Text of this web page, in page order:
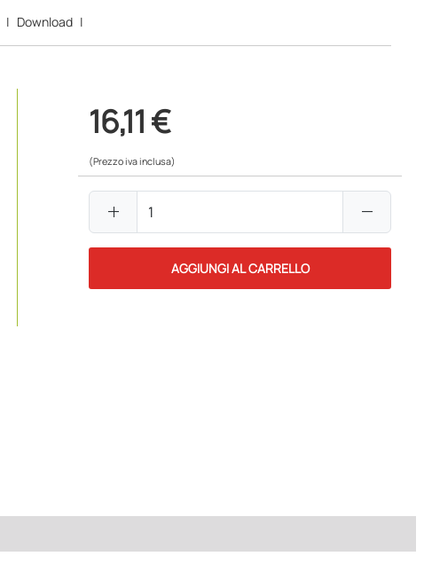
| Download |
16,11 €
(Prezzo iva inclusa)
add remove
AGGIUNGI AL CARRELLO